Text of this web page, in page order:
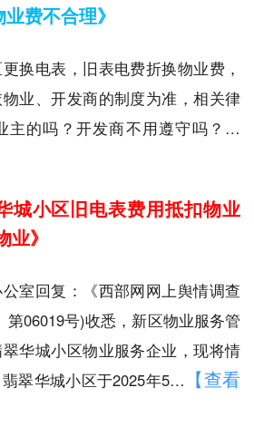
费不合理》
换电表，旧表电费折换物业费，
业、开发商的制度为准，相关律
主的吗？开发商不用遵守吗？…
城小区旧电表费用抵扣物业
》
室回复：《西部网网上舆情调查
第06019号)收悉，新区物业服务管
华城小区物业服务企业，现将情
翠华城小区于2025年5… 【查看